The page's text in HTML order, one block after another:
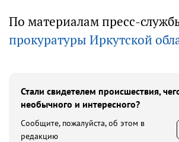
По материалам пресс-
прокуратуры Иркутской
Стали свидетелем происшествия,
необычного и интересного?
Сообщите, пожалуйста, об этом в
редакцию